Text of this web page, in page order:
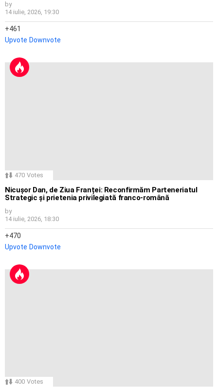
by
14 iulie, 2026, 19:30
461
Upvote Downvote
470 Votes
Nicușor Dan, de Ziua Franței: Reconfirmăm Parteneriatul
Strategic și prietenia privilegiată franco-română
by
14 iulie, 2026, 18:30
470
Upvote Downvote
400 Votes